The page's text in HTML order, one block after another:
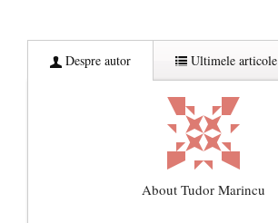
Despre autor Ultimele articole
About Tudor Marincu